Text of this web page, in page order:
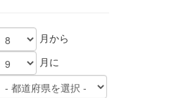
月から
月に